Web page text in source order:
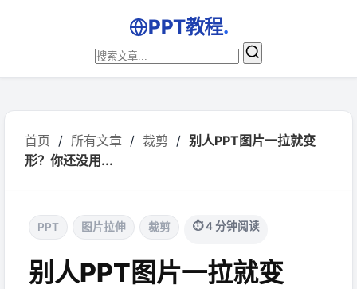
PPT教程.
首页 / 所有文章 / 裁剪 / 别人PPT图片一拉就变
形？你还没用...
PPT 图片拉伸 裁剪 ⏱ 4 分钟阅读
别人PPT图片一拉就变